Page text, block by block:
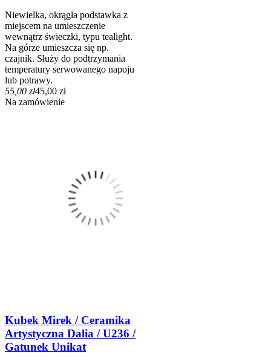
Niewielka, okrągła podstawka z
miejscem na umieszczenie
wewnątrz świeczki, typu tealight.
Na górze umieszcza się np.
czajnik. Służy do podtrzymania
temperatury serwowanego napoju
lub potrawy.
55,00 zł45,00 zł
Na zamówienie
Kubek Mirek / Ceramika
Artystyczna Dalia / U236 /
Gatunek Unikat